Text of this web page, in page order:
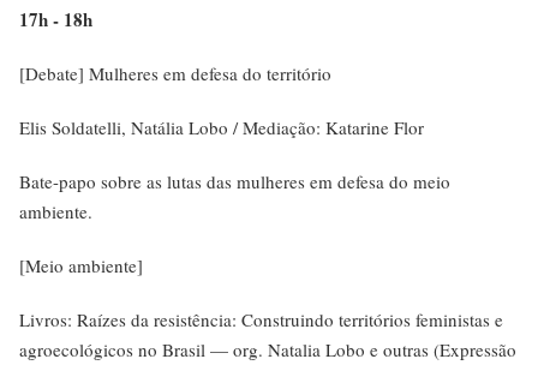
17h - 18h
[Debate] Mulheres em defesa do território
Elis Soldatelli, Natália Lobo / Mediação: Katarine Flor
Bate-papo sobre as lutas das mulheres em defesa do meio
ambiente.
[Meio ambiente]
Livros: Raízes da resistência: Construindo territórios feministas e
agroecológicos no Brasil — org. Natalia Lobo e outras (Expressão